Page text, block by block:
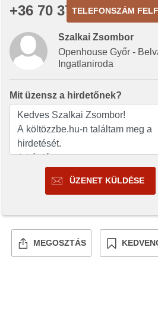
+36 70 372TELEFONSZÁM
Szalkai Zsombor
Openhouse Győr -
Ingatlaniroda
Mit üzensz a hirdetőnek?
ÜZENET KÜLDÉSE
MEGOSZTÁS